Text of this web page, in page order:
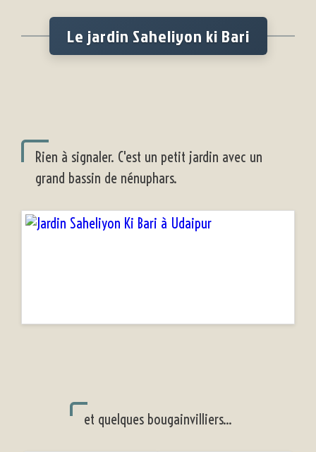
Le jardin Saheliyon ki Bari
Rien à signaler. C'est un petit jardin avec un
grand bassin de nénuphars.
et quelques bougainvilliers...